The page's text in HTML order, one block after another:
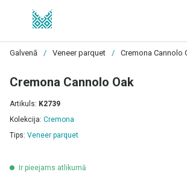
Galvenā / Veneer parquet / Cremona Cannolo
Cremona Cannolo Oak
Artikuls: K2739
Kolekcija: Cremona
Tips: Veneer parquet
Ir pieejams atlikumā